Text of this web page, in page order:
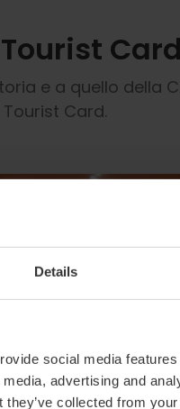
Details
social media
advertising and
collected from
Card
e a quello della
Card.